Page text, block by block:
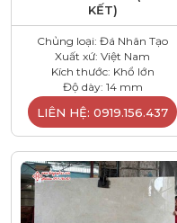
KẾT)
Chủng loại: Đá Nhân Tạo
Xuất xứ: Việt Nam
Kích thước: Khổ lớn
Độ dày: 14 mm
LIÊN HỆ: 0919.156.437